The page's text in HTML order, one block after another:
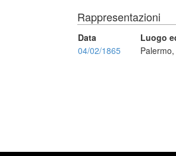
Rappresentazioni
Data Luogo
04/02/1865